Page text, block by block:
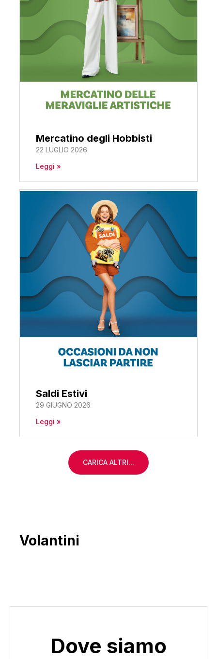
Mercatino degli Hobbisti
22 LUGLIO 2026
Leggi »
Saldi Estivi
29 GIUGNO 2026
Leggi »
CARICA ALTRI...
Volantini
Dove siamo